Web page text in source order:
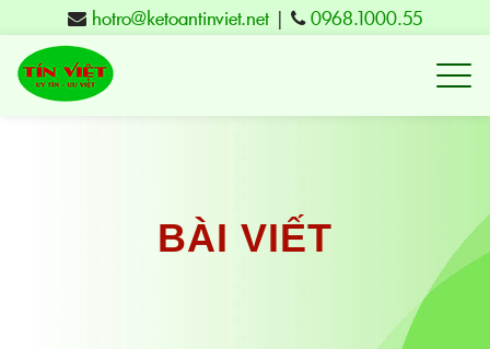
hotro@ketoantinviet.net| 0968.1000.55
Kế
Phú
Yên
BÀI VIẾT